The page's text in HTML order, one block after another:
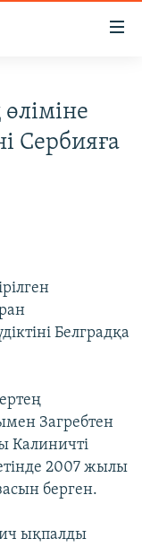
Сербияға
Белградқа
Загребтен
Калиничті
2007 жылы
берген.
ықпалды